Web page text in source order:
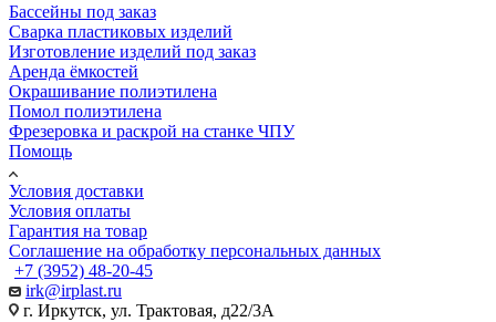
Бассейны под заказ
Сварка пластиковых изделий
Изготовление изделий под заказ
Аренда ёмкостей
Окрашивание полиэтилена
Помол полиэтилена
Фрезеровка и раскрой на станке ЧПУ
Помощь
Условия доставки
Условия оплаты
Гарантия на товар
Соглашение на обработку персональных данных
+7 (3952) 48-20-45
irk@irplast.ru
г. Иркутск, ул. Трактовая, д22/3А